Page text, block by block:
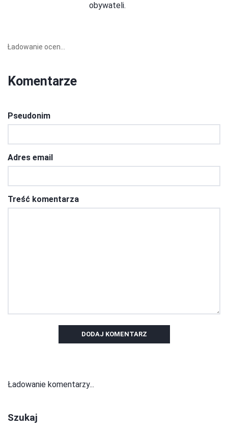
obywateli.
Ładowanie ocen...
Komentarze
Pseudonim
Adres email
Treść komentarza
DODAJ KOMENTARZ
Ładowanie komentarzy...
Szukaj